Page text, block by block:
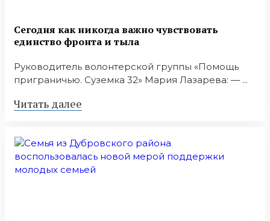
Сегодня как никогда важно чувствовать
единство фронта и тыла
Руководитель волонтерской группы «Помощь
приграничью. Суземка 32» Мария Лазарева: — ...
Читать далее